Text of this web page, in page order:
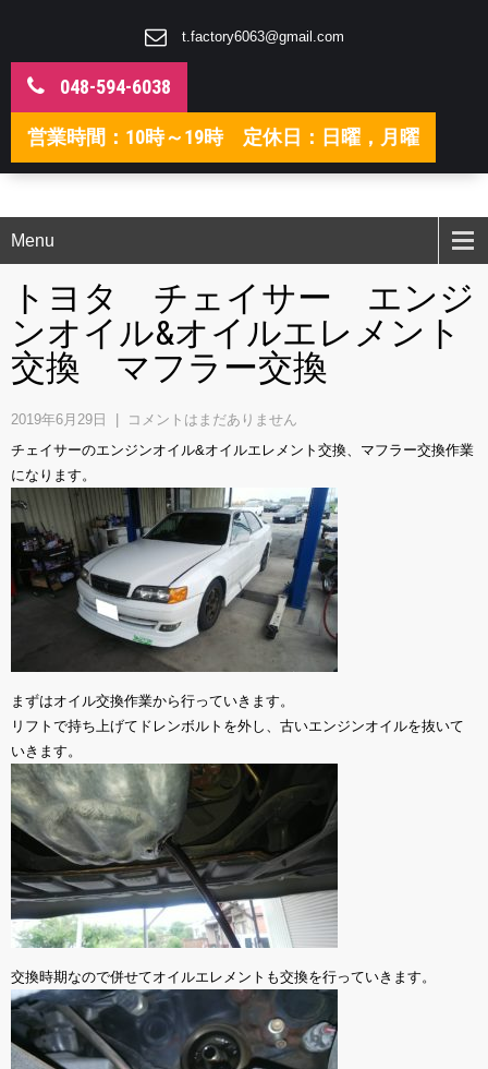
t.factory6063@gmail.com
048-594-6038
営業時間：10時～19時 定休日：日曜，月曜
Menu
トヨタ チェイサー エンジ
ンオイル&オイルエレメント
交換 マフラー交換
2019年6月29日
コメントはまだありません
チェイサーのエンジンオイル&オイルエレメント交換、マフラー交換作業
になります。
まずはオイル交換作業から行っていきます。
リフトで持ち上げてドレンボルトを外し、古いエンジンオイルを抜いて
いきます。
交換時期なので併せてオイルエレメントも交換を行っていきます。